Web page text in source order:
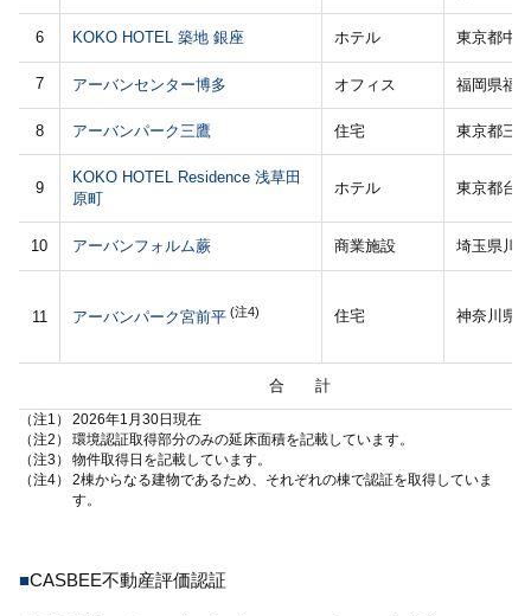
6 KOKO HOTEL 築地 銀座 ホテル 東京都中
7 アーバンセンター博多 オフィス 福岡県福
8 アーバンパーク三鷹 住宅 東京都三
9
KOKO HOTEL Residence 浅草田
原町
ホテル 東京都台
10 アーバンフォルム蕨 商業施設 埼玉県川
11 アーバンパーク宮前平 (注4) 住宅 神奈川県
合 計
（注1）
2026年1月30日現在
（注2）
環境認証取得部分のみの延床面積を記載しています。
（注3）
物件取得日を記載しています。
（注4）
2棟からなる建物であるため、それぞれの棟で認証を取得していま
す。
■CASBEE不動産評価認証